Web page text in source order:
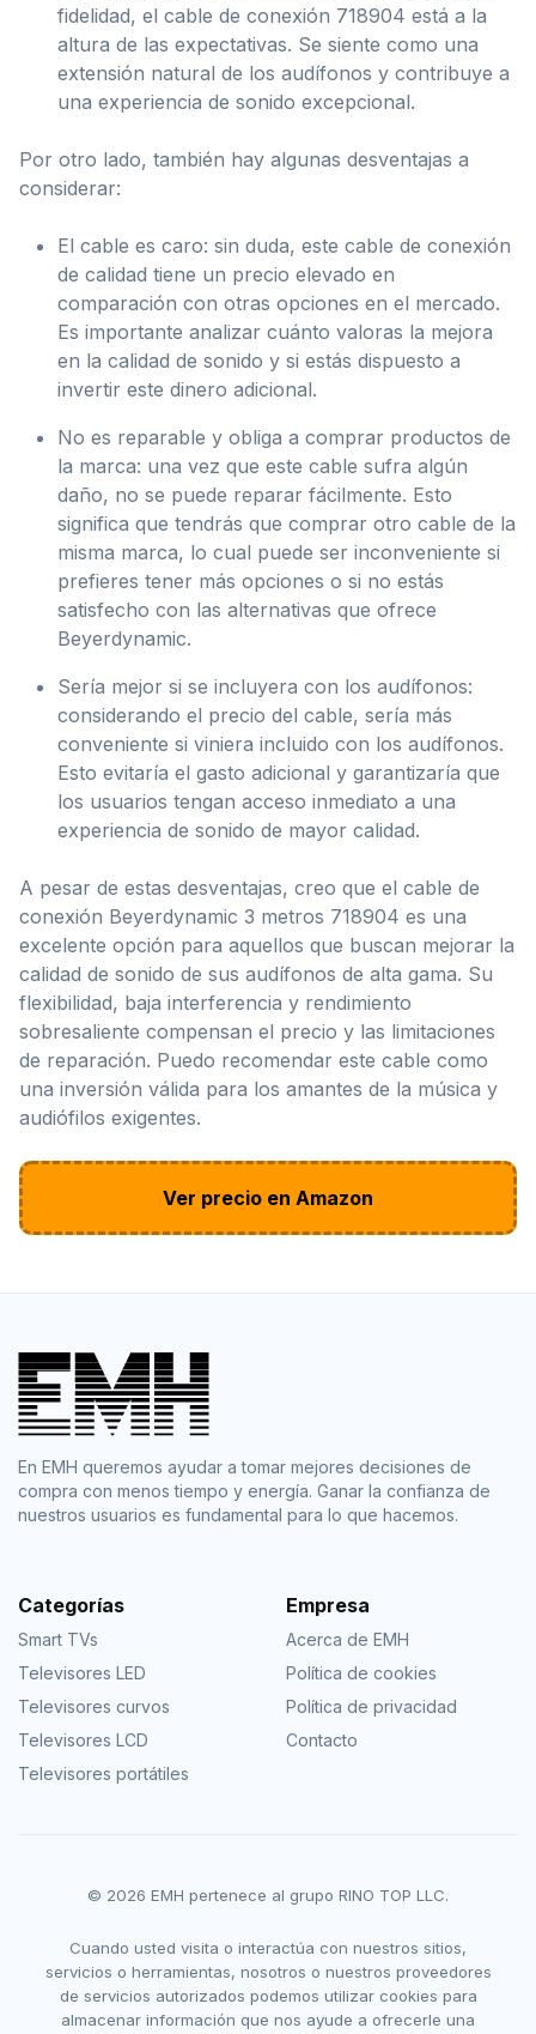
fidelidad, el cable de conexión 718904 está a la
altura de las expectativas. Se siente como una
extensión natural de los audífonos y contribuye a
una experiencia de sonido excepcional.
Por otro lado, también hay algunas desventajas a
considerar:
El cable es caro: sin duda, este cable de conexión
de calidad tiene un precio elevado en
comparación con otras opciones en el mercado.
Es importante analizar cuánto valoras la mejora
en la calidad de sonido y si estás dispuesto a
invertir este dinero adicional.
No es reparable y obliga a comprar productos de
la marca: una vez que este cable sufra algún
daño, no se puede reparar fácilmente. Esto
significa que tendrás que comprar otro cable de la
misma marca, lo cual puede ser inconveniente si
prefieres tener más opciones o si no estás
satisfecho con las alternativas que ofrece
Beyerdynamic.
Sería mejor si se incluyera con los audífonos:
considerando el precio del cable, sería más
conveniente si viniera incluido con los audífonos.
Esto evitaría el gasto adicional y garantizaría que
los usuarios tengan acceso inmediato a una
experiencia de sonido de mayor calidad.
A pesar de estas desventajas, creo que el cable de
conexión Beyerdynamic 3 metros 718904 es una
excelente opción para aquellos que buscan mejorar la
calidad de sonido de sus audífonos de alta gama. Su
flexibilidad, baja interferencia y rendimiento
sobresaliente compensan el precio y las limitaciones
de reparación. Puedo recomendar este cable como
una inversión válida para los amantes de la música y
audiófilos exigentes.
Ver precio en Amazon
En EMH queremos ayudar a tomar mejores decisiones de
compra con menos tiempo y energía. Ganar la confianza de
nuestros usuarios es fundamental para lo que hacemos.
Categorías
Smart TVs
Televisores LED
Televisores curvos
Televisores LCD
Televisores portátiles
Empresa
Acerca de EMH
Política de cookies
Política de privacidad
Contacto
© 2026 EMH pertenece al grupo RINO TOP LLC.
Cuando usted visita o interactúa con nuestros sitios,
servicios o herramientas, nosotros o nuestros proveedores
de servicios autorizados podemos utilizar cookies para
almacenar información que nos ayude a ofrecerle una